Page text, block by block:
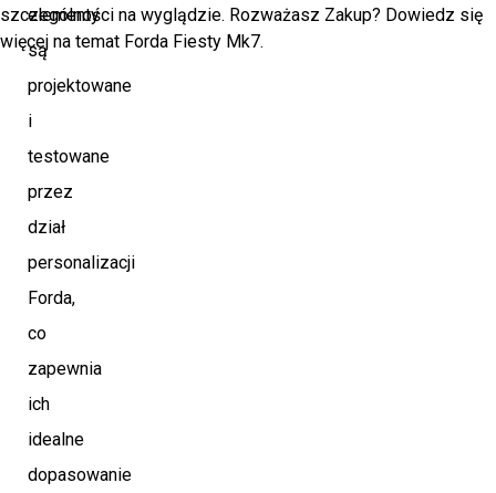
elementy
są
projektowane
i
testowane
przez
dział
personalizacji
Forda,
co
zapewnia
ich
idealne
dopasowanie
szczególności na wyglądzie. Rozważasz Zakup? Dowiedz się
więcej na temat Forda Fiesty Mk7.